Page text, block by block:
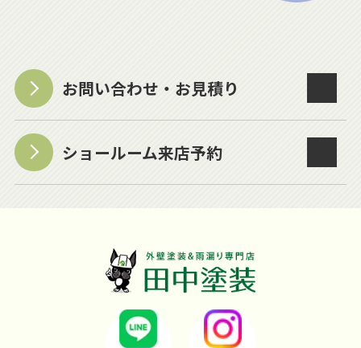
お問い合わせ・お見積り
ショールーム来店予約